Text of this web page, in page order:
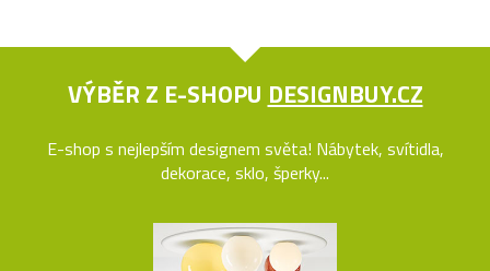
VÝBĚR Z E-SHOPU DESIGNBUY.CZ
E-shop s nejlepším designem světa! Nábytek, svítidla,
dekorace, sklo, šperky...